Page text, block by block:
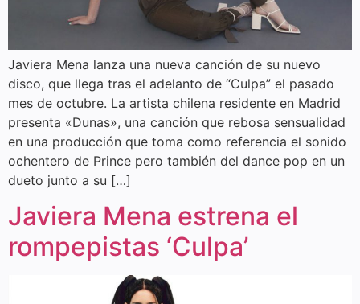
Javiera Mena lanza una nueva canción de su nuevo
disco, que llega tras el adelanto de “Culpa” el pasado
mes de octubre. La artista chilena residente en Madrid
presenta «Dunas», una canción que rebosa sensualidad
en una producción que toma como referencia el sonido
ochentero de Prince pero también del dance pop en un
dueto junto a su […]
Javiera Mena estrena el
rompepistas ‘Culpa’